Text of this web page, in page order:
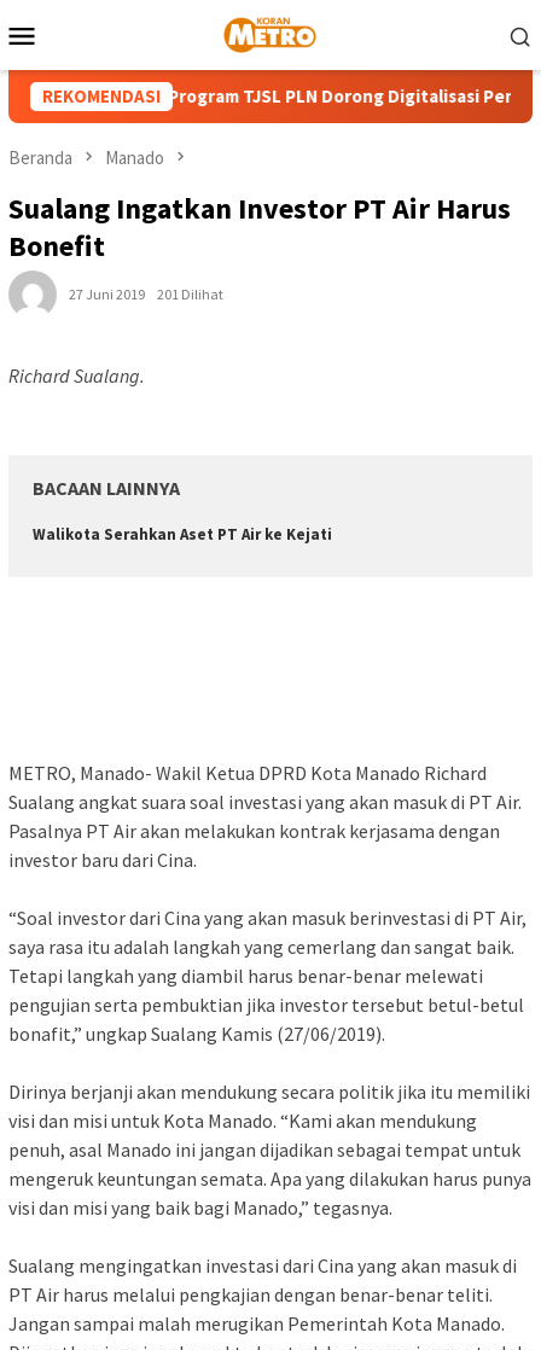
ke
Mobile
REKOMENDASI
HUT ke-81 RI, Program TJSL PLN Dorong Digitalisasi Pendidikan
Beranda Manado
Sualang Ingatkan Investor PT Air Harus
Bonefit
27 Juni 2019 201 Dilihat
Richard Sualang.
BACAAN LAINNYA
Walikota Serahkan Aset PT Air ke Kejati
METRO, Manado- Wakil Ketua DPRD Kota Manado Richard
Sualang angkat suara soal investasi yang akan masuk di PT Air.
Pasalnya PT Air akan melakukan kontrak kerjasama dengan
investor baru dari Cina.
“Soal investor dari Cina yang akan masuk berinvestasi di PT Air,
saya rasa itu adalah langkah yang cemerlang dan sangat baik.
Tetapi langkah yang diambil harus benar-benar melewati
pengujian serta pembuktian jika investor tersebut betul-betul
bonafit,” ungkap Sualang Kamis (27/06/2019).
Dirinya berjanji akan mendukung secara politik jika itu memiliki
visi dan misi untuk Kota Manado. “Kami akan mendukung
penuh, asal Manado ini jangan dijadikan sebagai tempat untuk
mengeruk keuntungan semata. Apa yang dilakukan harus punya
visi dan misi yang baik bagi Manado,” tegasnya.
Sualang mengingatkan investasi dari Cina yang akan masuk di
PT Air harus melalui pengkajian dengan benar-benar teliti.
Jangan sampai malah merugikan Pemerintah Kota Manado.